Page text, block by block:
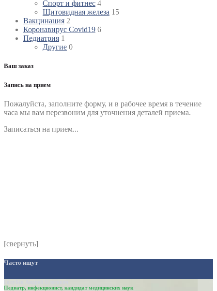
Спорт и фитнес 4
Щитовидная железа 15
Вакцинация 2
Коронавирус Covid19 6
Педиатрия 1
Другие 0
Ваш заказ
Запись на прием
Пожалуйста, заполните форму, и в рабочее время в течение
часа мы вам перезвоним для уточнения деталей приема.
Записаться на прием...
[свернуть]
Часто ищут
Педиатр, инфекционист, кандидат медицинских наук